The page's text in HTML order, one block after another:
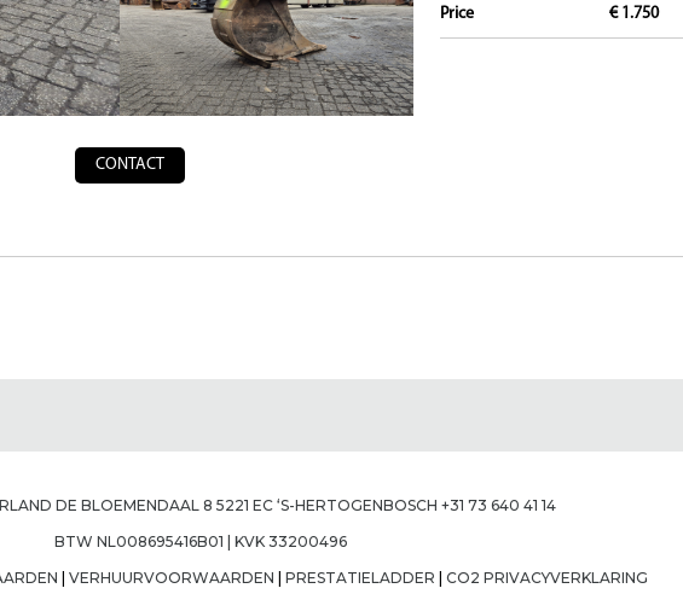
Price € 1.750
CONTACT
DE BLOEMENDAAL 8 5221 EC ‘S-HERTOGENBOSCH +31 73 640 41 14
BTW NL008695416B01 | KVK 33200496
VERHUURVOORWAARDEN PRESTATIELADDER CO2 PRIVACYVERKLARING